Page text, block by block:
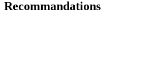
Recommandations